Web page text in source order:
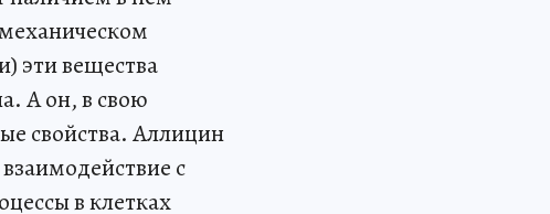
эти вещества
А он, в свою
свойства. Аллицин
с
в клетках